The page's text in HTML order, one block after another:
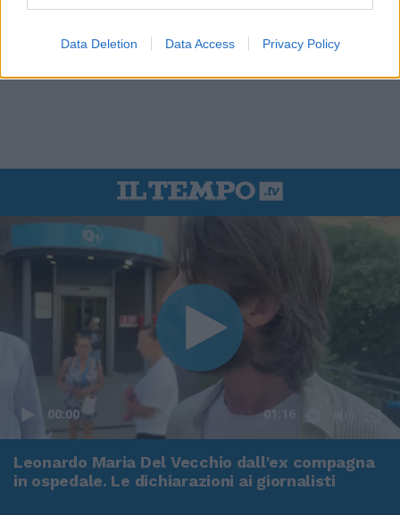
Data Deletion Data Access Privacy Policy
00:00 01:16
Leonardo Maria Del Vecchio dall'ex compagna
in ospedale. Le dichiarazioni ai giornalisti